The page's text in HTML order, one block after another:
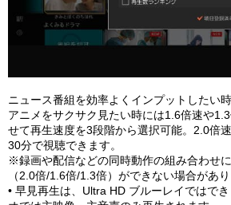
ニュース番組を効率よくインプットしたい
アニメをサクサク見たい時には1.6倍速や
せて再生速度を3段階から選択可能。2.0倍
30分で視聴できます。
※録画や配信などの同時動作の組み合わせ
（2.0倍/1.6倍/1.3倍）ができない場合があり
• 早見再生は、Ultra HD ブルーレイではで